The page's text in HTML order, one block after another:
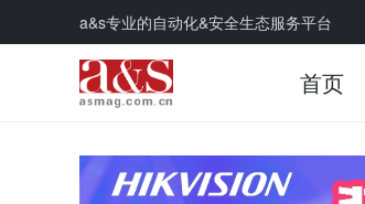
a&s专业的自动化&安全生态服务平台
首页